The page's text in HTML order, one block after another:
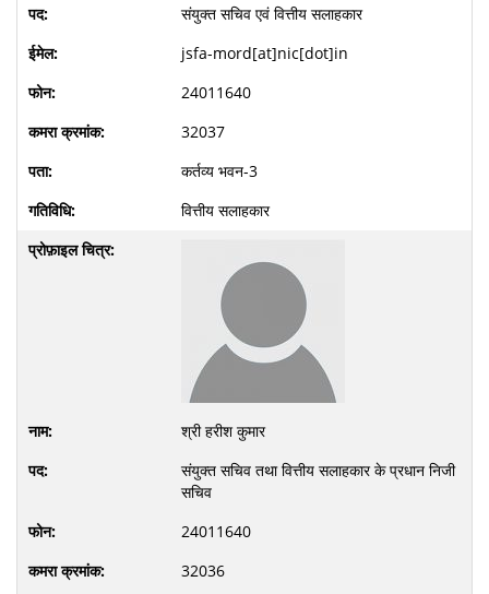
संयुक्त सचिव एवं वित्तीय सलाहकार
jsfa-mord[at]nic[dot]in
24011640
32037
कर्तव्य भवन-3
वित्तीय सलाहकार
श्री हरीश कुमार
संयुक्त सचिव तथा वित्तीय सलाहकार के प्रधान निजी
सचिव
24011640
32036